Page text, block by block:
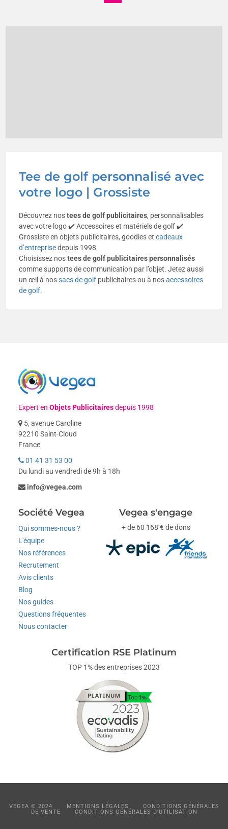
Tee de golf personnalisé avec
votre logo | Grossiste
Découvrez nostees de golf publicitaires, personnalisables
avec votre logo ✔️ Accessoires et matériels de golf ✔️
Grossiste en objets publicitaires, goodies etcadeaux
d’entreprisedepuis 1998
Choisissez nostees de golf publicitaires personnalisés
comme supports de communication par l’objet. Jetez aussi
un œil à nossacs de golf publicitaires ou à nosaccessoires
de golf.
Expert enObjets Publicitairesdepuis 1998
5, avenue Caroline
92210 Saint-Cloud
France
01 41 31 53 00
Du lundi au vendredi de 9h à 18h
info@vegea.com
Société Vegea
Qui sommes-nous ?
L'équipe
Nos références
Recrutement
Avis clients
Blog
Nos guides
Questions fréquentes
Nous contacter
Vegea s'engage
+ de 60 168 € de dons
Certification RSE Platinum
TOP 1% des entreprises 2023
VEGEA © 2024 MENTIONS LÉGALES
CONDITIONS GÉNÉRALES
DE VENTE
CONDITIONS GÉNÉRALES D'UTILISATION